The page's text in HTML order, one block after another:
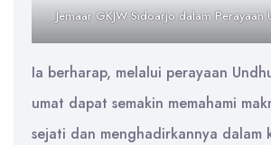
Jemaar GKJW Sidoarjo dalam Perayaan
Ia berharap, melalui perayaan
umat dapat semakin memahami
sejati dan menghadirkannya dalam